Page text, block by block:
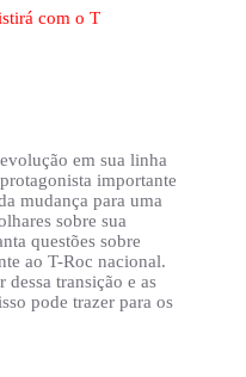
com o T
em sua linha
importante
mudança para uma
sobre sua
questões sobre
ao T-Roc nacional.
dessa transição e as
pode trazer para os